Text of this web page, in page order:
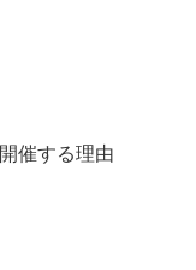
催する理由